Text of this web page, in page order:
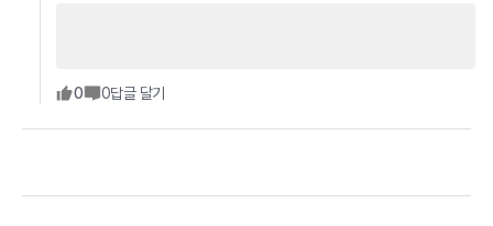
0 0답글 달기